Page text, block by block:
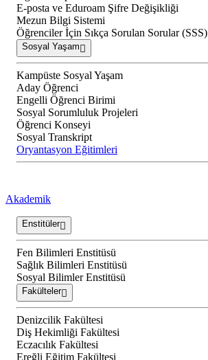
E-posta ve Eduroam Şifre Değişikliği
Mezun Bilgi Sistemi
Öğrenciler İçin Sıkça Sorulan Sorular (SSS)
Sosyal Yaşam
Kampüste Sosyal Yaşam
Aday Öğrenci
Engelli Öğrenci Birimi
Sosyal Sorumluluk Projeleri
Öğrenci Konseyi
Sosyal Transkript
Oryantasyon Eğitimleri
Akademik
Enstitüler
Fen Bilimleri Enstitüsü
Sağlık Bilimleri Enstitüsü
Sosyal Bilimler Enstitüsü
Fakülteler
Denizcilik Fakültesi
Diş Hekimliği Fakültesi
Eczacılık Fakültesi
Ereğli Eğitim Fakültesi